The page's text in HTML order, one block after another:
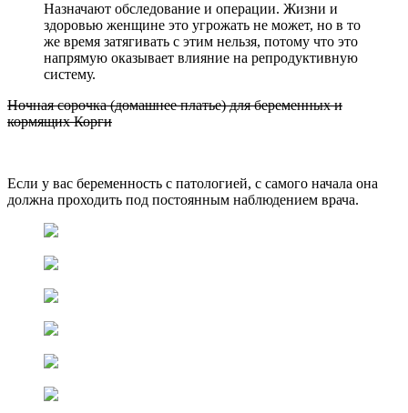
Назначают обследование и операции. Жизни и
здоровью женщине это угрожать не может, но в то
же время затягивать с этим нельзя, потому что это
напрямую оказывает влияние на репродуктивную
систему.
Ночная сорочка (домашнее платье) для беременных и
кормящих Корги
Если у вас беременность с патологией, с самого начала она
должна проходить под постоянным наблюдением врача.